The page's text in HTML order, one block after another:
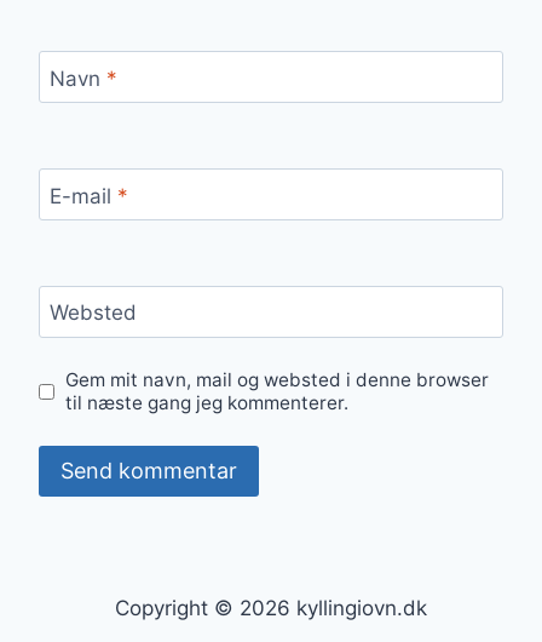
Navn *
E-mail *
Websted
Gem mit navn, mail og websted i denne browser
til næste gang jeg kommenterer.
Copyright © 2026 kyllingiovn.dk